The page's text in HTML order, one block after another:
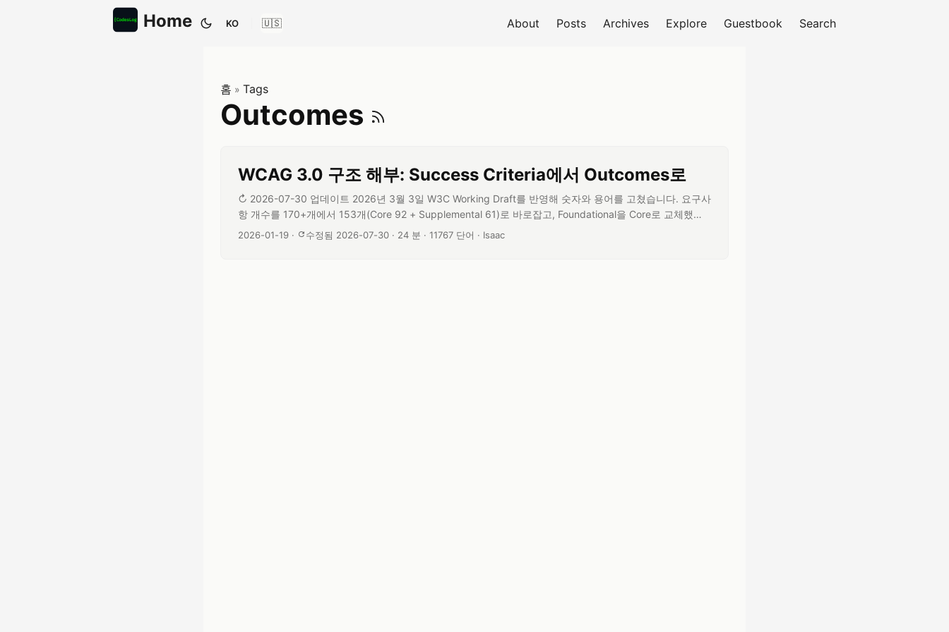
Home KO About Posts Archives Explore Guestbook Search
홈 » Tags
Outcomes
WCAG 3.0 구조 해부: Success Criteria에서 Outcomes로
↻ 2026-07-30 업데이트 2026년 3월 3일 W3C Working Draft를 반영해 숫자와 용어를 고쳤습니다. 요구사
항 개수를 170+개에서 153개(Core 92 + Supplemental 61)로 바로잡고, Foundational을 Core로 교체했습
니다. 널리 퍼진 “174개"라는 수치는 출처가 확인되지 않아 따르지 않았습니다. 들어가며 “1.3.1 정보와 관계
글 작성일:
2026-01-19 · 수정됨 2026-07-30 · 글 읽기 시간:
24 분 · 글 단어 수:
11767 단어 · 글쓴이:
Isaac